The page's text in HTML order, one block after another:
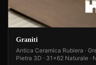
Graniti
Antica Ceramica Rubiera ·
Pietra 3D · 31x62 Naturale ·